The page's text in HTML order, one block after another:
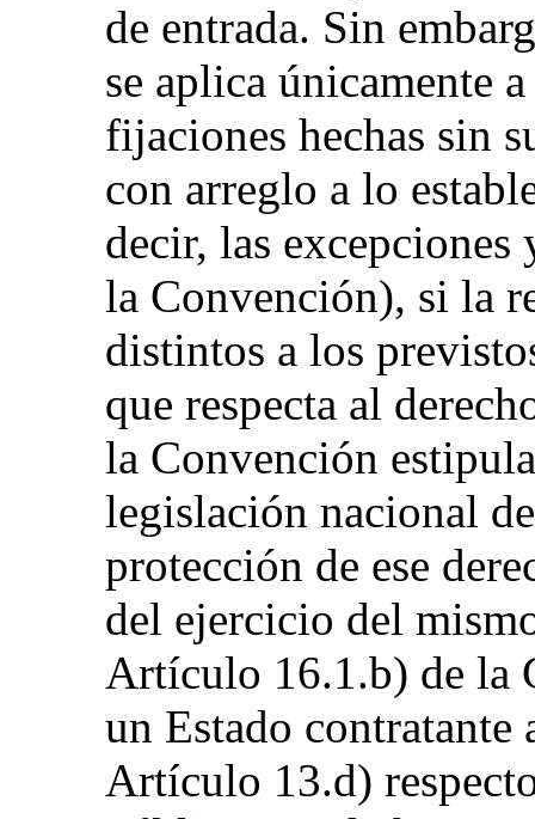
de entrada. Sin
se aplica únicamente
fijaciones hechas sin
con arreglo a lo
decir, las
la Convención), si la
distintos a los
que respecta al
la Convención
legislación nacional
protección de ese
del ejercicio del
Artículo 16.1.b) de la
un Estado contratante
Artículo 13.d)